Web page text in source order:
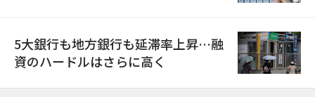
5大銀行も地方銀行も延滞率上昇…融
資のハードルはさらに高く